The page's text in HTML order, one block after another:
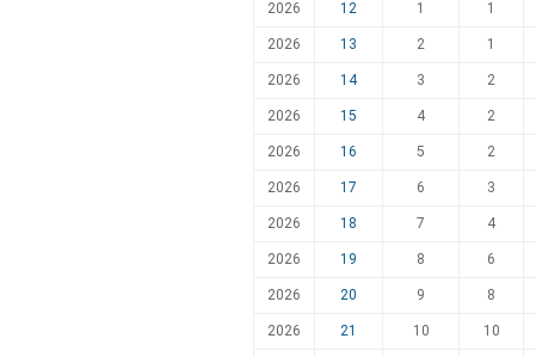
2026 12 1 1
2026 13 2 1
2026 14 3 2
2026 15 4 2
2026 16 5 2
2026 17 6 3
2026 18 7 4
2026 19 8 6
2026 20 9 8
2026 21 10 10